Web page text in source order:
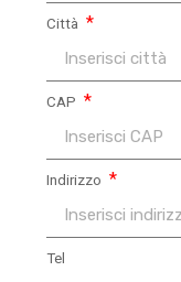
Città
CAP
Indirizzo
Tel